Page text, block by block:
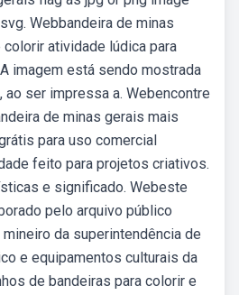
Webbandeira de minas
atividade lúdica para
imagem está sendo mostrada
ao ser impressa a. Webencontre
de minas gerais mais
para uso comercial
feito para projetos criativos.
e significado. Webeste
pelo arquivo público
da superintendência de
e equipamentos culturais da
de bandeiras para colorir e